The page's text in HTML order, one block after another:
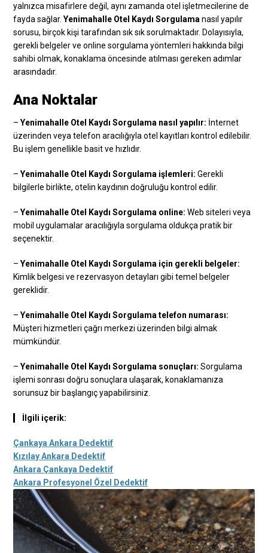
yalnızca misafirlere değil, aynı zamanda otel işletmecilerine de
fayda sağlar.Yenimahalle Otel Kaydı Sorgulama nasıl yapılır
sorusu, birçok kişi tarafından sık sık sorulmaktadır. Dolayısıyla,
gerekli belgeler ve online sorgulama yöntemleri hakkında bilgi
sahibi olmak, konaklama öncesinde atılması gereken adımlar
arasındadır.
Ana Noktalar
–Yenimahalle Otel Kaydı Sorgulama nasıl yapılır: İnternet
üzerinden veya telefon aracılığıyla otel kayıtları kontrol edilebilir.
Bu işlem genellikle basit ve hızlıdır.
–Yenimahalle Otel Kaydı Sorgulama işlemleri: Gerekli
bilgilerle birlikte, otelin kaydının doğruluğu kontrol edilir.
–Yenimahalle Otel Kaydı Sorgulama online: Web siteleri veya
mobil uygulamalar aracılığıyla sorgulama oldukça pratik bir
seçenektir.
–Yenimahalle Otel Kaydı Sorgulama için gerekli belgeler:
Kimlik belgesi ve rezervasyon detayları gibi temel belgeler
gereklidir.
–Yenimahalle Otel Kaydı Sorgulama telefon numarası:
Müşteri hizmetleri çağrı merkezi üzerinden bilgi almak
mümkündür.
–Yenimahalle Otel Kaydı Sorgulama sonuçları: Sorgulama
işlemi sonrası doğru sonuçlara ulaşarak, konaklamanıza
sorunsuz bir başlangıç yapabilirsiniz.
İlgili içerik:
Çankaya Ankara Dedektif
Kızılay Ankara Dedektif
Ankara Çankaya Dedektif
Ankara Profesyonel Özel Dedektif